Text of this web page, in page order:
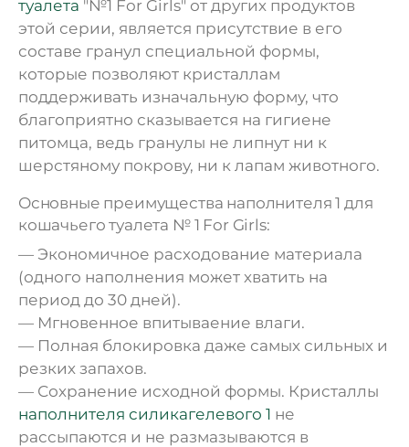
туалета "№1 For Girls" от других продуктов
этой серии, является присутствие в его
составе гранул специальной формы,
которые позволяют кристаллам
поддерживать изначальную форму, что
благоприятно сказывается на гигиене
питомца, ведь гранулы не липнут ни к
шерстяному покрову, ни к лапам животного.
Основные преимущества наполнителя 1 для
кошачьего туалета № 1 For Girls:
— Экономичное расходование материала
(одного наполнения может хватить на
период до 30 дней).
— Мгновенное впитываение влаги.
— Полная блокировка даже самых сильных и
резких запахов.
— Сохранение исходной формы. Кристаллы
наполнителя силикагелевого 1 не
рассыпаются и не размазываются в